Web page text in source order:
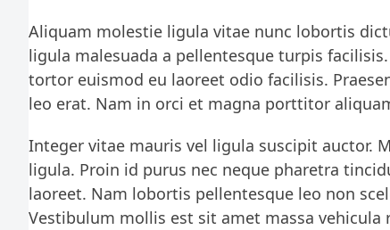
Aliquam molestie ligula vitae nunc lobortis
ligula malesuada a pellentesque turpis
tortor euismod eu laoreet odio facilisis.
leo erat. Nam in orci et magna porttitor
Integer vitae mauris vel ligula suscipit auctor.
ligula. Proin id purus nec neque pharetra
laoreet. Nam lobortis pellentesque leo non
Vestibulum mollis est sit amet massa